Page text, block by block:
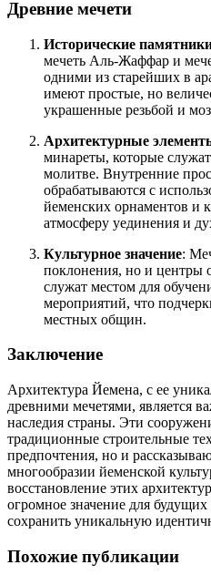
Древние мечети
Исторические
мечеть Аль-Жаффар и
одними из старейших в
имеют простые, но
украшенные резьбой и
Архитектурные
минареты, которые
молитве. Внутренние
обрабатываются с
йеменских орнаментов и
атмосферу уединения и
Культурное значение:
поклонения, но и
служат местом для
мероприятий, что
местных общин.
Заключение
Архитектура Йемена, с ее
древними мечетями, является
наследия страны. Эти
традиционные строительные
предпочтения, но и
многообразии йеменской
восстановление этих
огромное значение для
сохранить уникальную
Похожие публикации